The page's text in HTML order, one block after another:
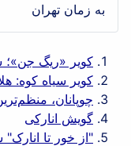
به زمان تهران
کویر «ریگ جن»؛
کویر سیاه کوه:
چوپانان،
گویش انارکی
"از خور تا